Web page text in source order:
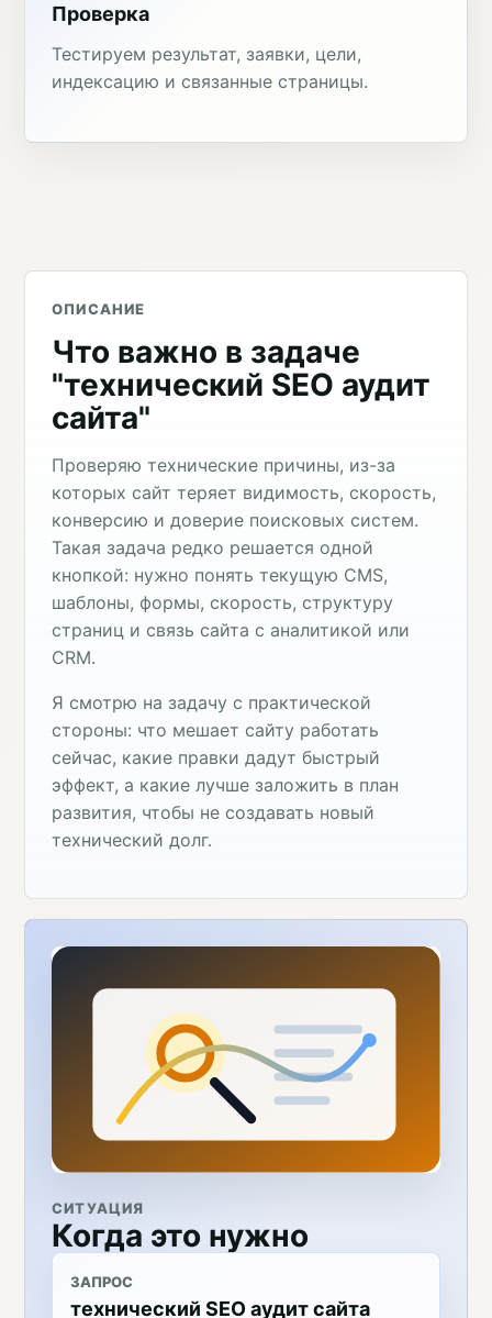
Проверка
Тестируем результат, заявки, цели,
индексацию и связанные страницы.
ОПИСАНИЕ
Что важно в задаче
"технический SEO аудит
сайта"
Проверяю технические причины, из-за
которых сайт теряет видимость, скорость,
конверсию и доверие поисковых систем.
Такая задача редко решается одной
кнопкой: нужно понять текущую CMS,
шаблоны, формы, скорость, структуру
страниц и связь сайта с аналитикой или
CRM.
Я смотрю на задачу с практической
стороны: что мешает сайту работать
сейчас, какие правки дадут быстрый
эффект, а какие лучше заложить в план
развития, чтобы не создавать новый
технический долг.
СИТУАЦИЯ
Когда это нужно
ЗАПРОС
технический SEO аудит сайта